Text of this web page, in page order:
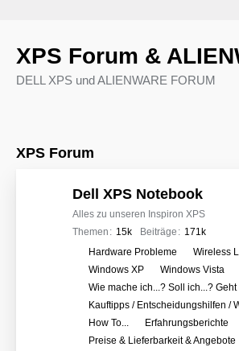
XPS Forum &
DELL XPS und ALIENWARE FORUM
XPS Forum
Dell XPS Notebook
Alles zu unseren Inspiron XPS
Themen
15k Beiträge 171k
Hardware Probleme Wireless
Windows XP
Windows Vista
Wie mache ich...? Soll ich...?
Kauftipps / Entscheidungshilfen /
How To...
Erfahrungsberichte
Preise & Lieferbarkeit & Angebote